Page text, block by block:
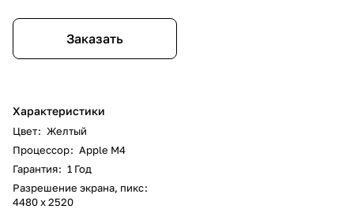
Заказать
Характеристики
Цвет: Желтый
Процессор: Apple M4
Гарантия: 1 Год
Разрешение экрана, пикс:
4480 х 2520